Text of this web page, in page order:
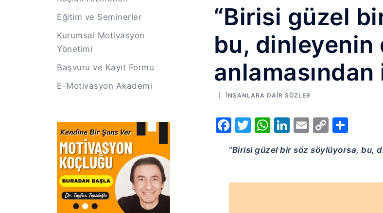
“Birisi güzel
bu, dinleyenin
İNSANLARA DAIR SÖZLER
Facebook
Twitter
WhatsApp
LinkedIn
Email
CopyShare
“Birisi güzel bir söz söylüyorsa, bu,
Eğitim ve Seminerler
Kurumsal Motivasyon
Yönetimi
Başvuru ve Kayıt Formu
E-Motivasyon Akademi